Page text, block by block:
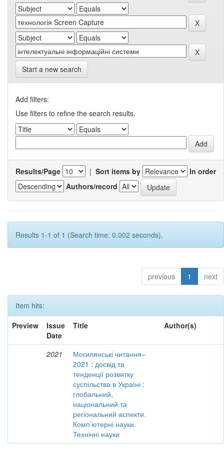
Start a new search
Add filters:
Use filters to refine the search results.
Results/Page | Sort items by
In order
Authors/record
Results 1-1 of 1 (Search time: 0.002 seconds).
previous 1 next
Item hits:
Preview
Issue
Date
Title Author(s)
2021
Могилянські читання–
2021 : досвід та
тенденції розвитку
суспільства в Україні :
глобальний,
національний та
регіональний аспекти.
Комп’ютерні науки.
Технічні науки